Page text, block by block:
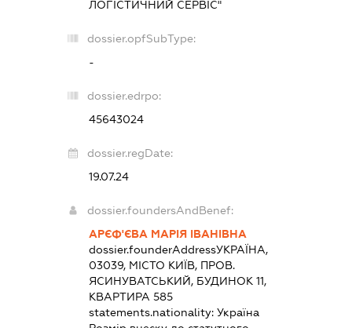
ЛОГІСТИЧНИЙ СЕРВІС"
dossier.opfSubType:
-
dossier.edrpo:
45643024
dossier.regDate:
19.07.24
dossier.foundersAndBenef:
АРЄФ'ЄВА МАРІЯ ІВАНІВНА
dossier.founderAddressУКРАЇНА,
03039, МІСТО КИЇВ, ПРОВ.
ЯСИНУВАТСЬКИЙ, БУДИНОК 11,
КВАРТИРА 585
statements.nationality:Україна